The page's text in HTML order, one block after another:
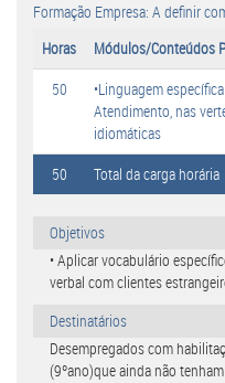
Formação Empresa: A definir
Horas
Módulos/Conteúdos
50
•Linguagem
Atendimento, nas
idiomáticas
50
Total da carga horária
Objetivos
• Aplicar vocabulário
verbal com clientes
Destinatários
Desempregados com
(9ºano)que ainda não